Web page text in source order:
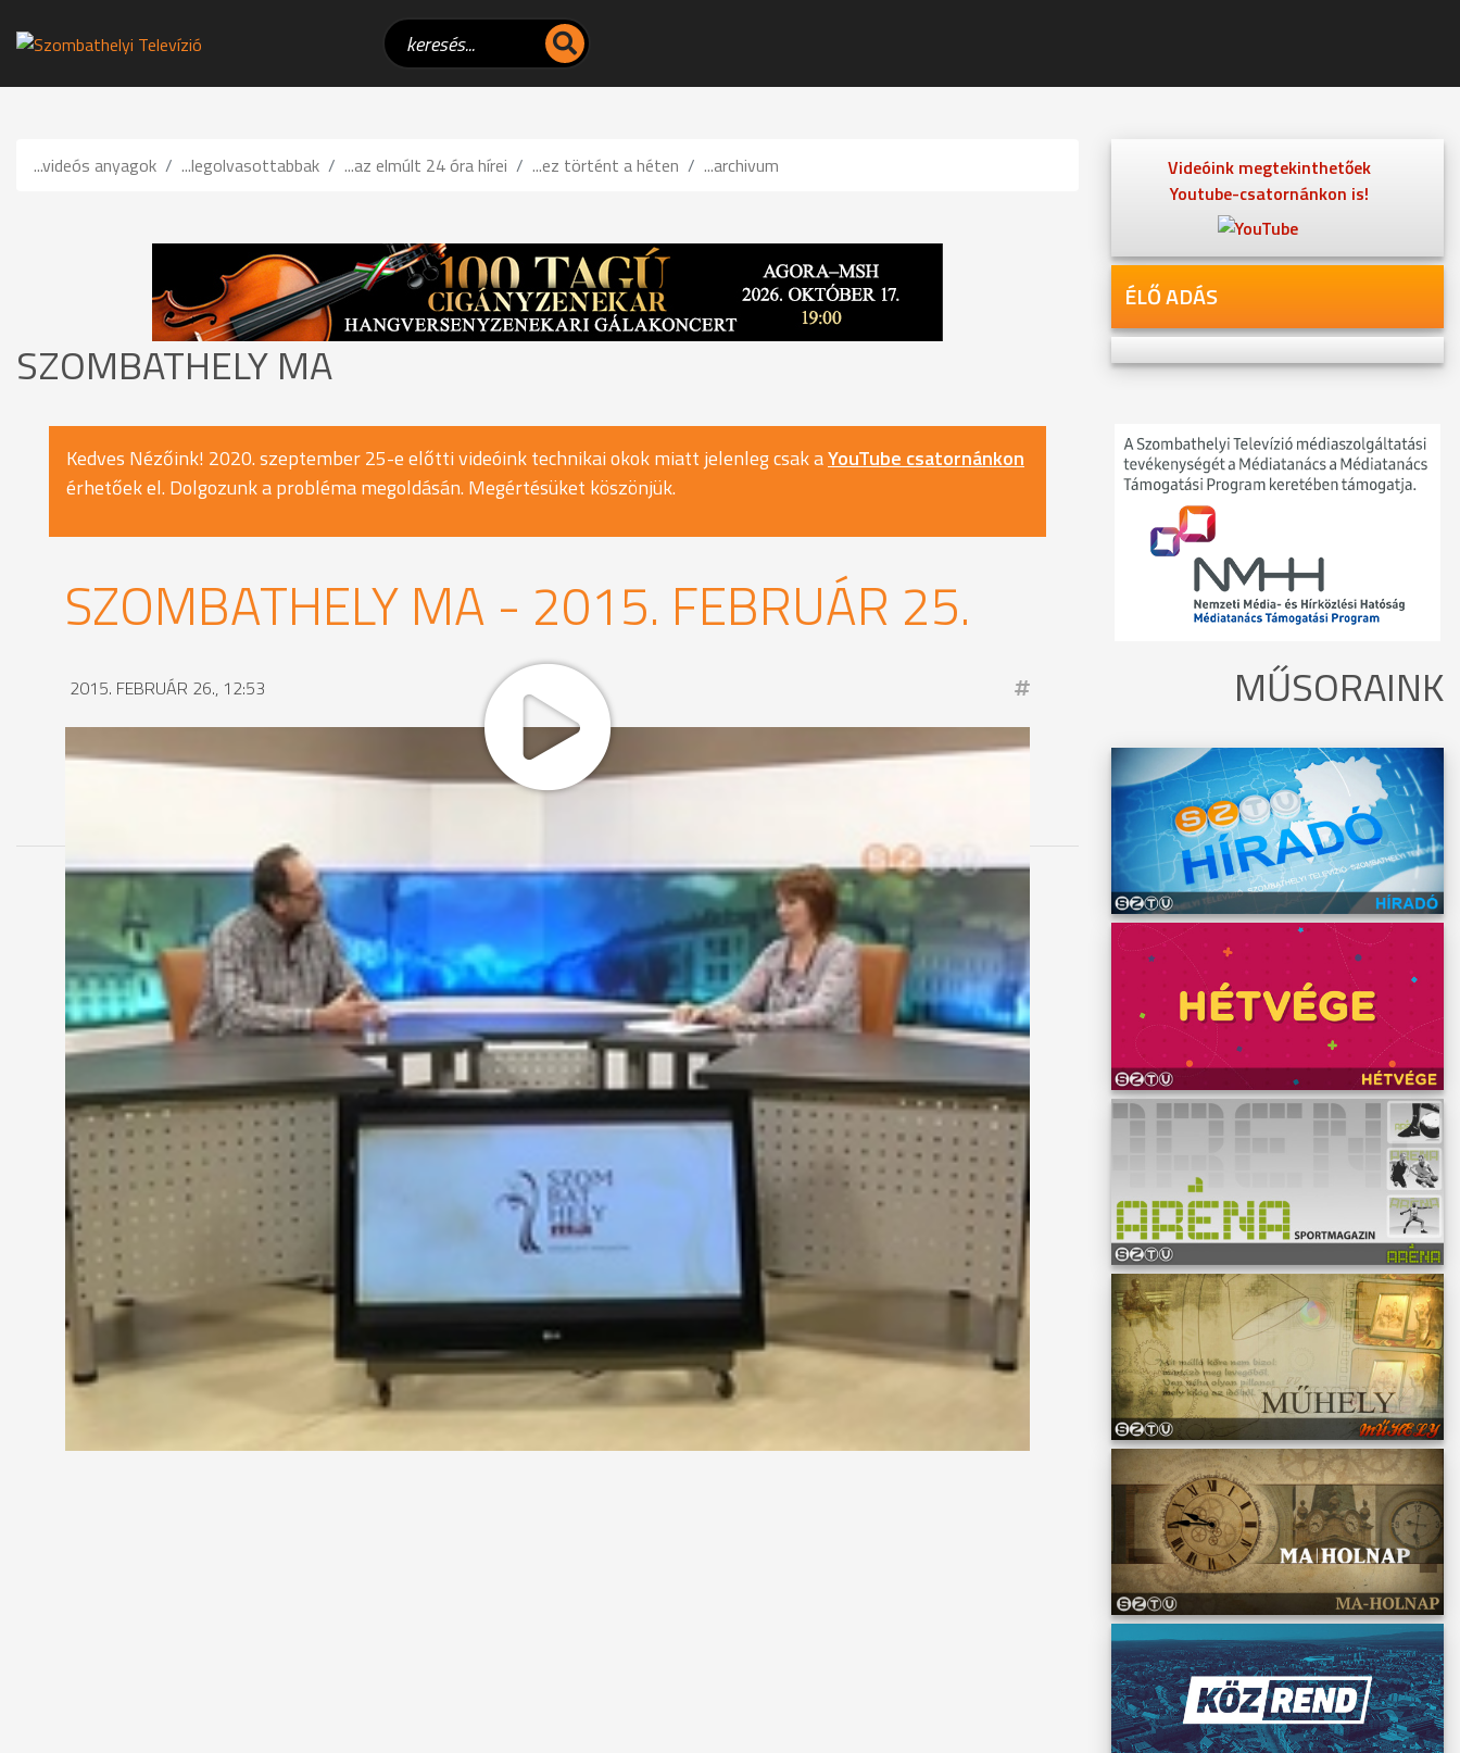
...videós anyagok ...legolvasottabbak ...az elmúlt 24 óra hírei ...ez történt a héten ...archivum
SZOMBATHELY MA
Kedves Nézőink! 2020. szeptember 25-e előtti videóink technikai okok miatt jelenleg csak aYouTube csatornánkon
érhetőek el. Dolgozunk a probléma megoldásán. Megértésüket köszönjük.
SZOMBATHELY MA - 2015. FEBRUÁR 25.
2015. FEBRUÁR 26., 12:53
Videóink megtekinthetőek
Youtube-csatornánkon is!
ÉLŐ ADÁS
MŰSORAINK